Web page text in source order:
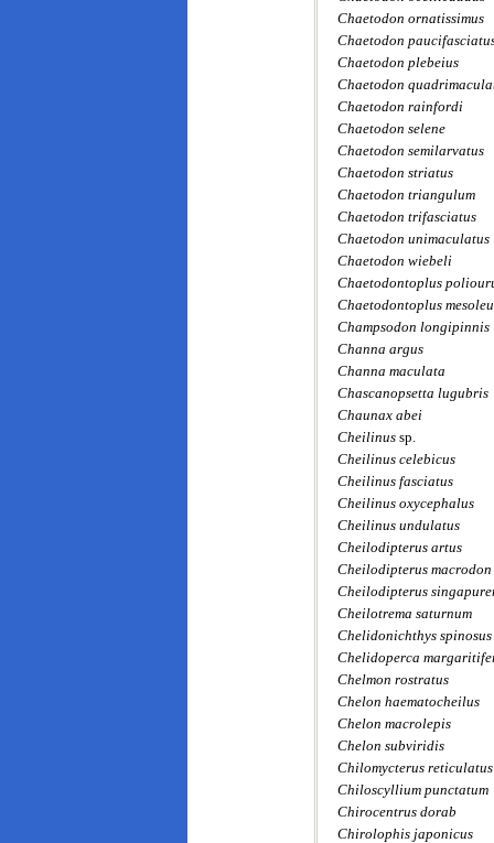
Chaetodon ornatissimus
Chaetodon
Chaetodon plebeius
Chaetodon
Chaetodon rainfordi
Chaetodon selene
Chaetodon semilarvatus
Chaetodon striatus
Chaetodon triangulum
Chaetodon trifasciatus
Chaetodon unimaculatus
Chaetodon wiebeli
Chaetodontoplus
Chaetodontoplus
Champsodon longipinnis
Channa argus
Channa maculata
Chascanopsetta lugubris
Chaunax abei
Cheilinus sp.
Cheilinus celebicus
Cheilinus fasciatus
Cheilinus oxycephalus
Cheilinus undulatus
Cheilodipterus artus
Cheilodipterus macrodon
Cheilodipterus
Cheilotrema saturnum
Chelidonichthys spinosus
Chelidoperca
Chelmon rostratus
Chelon haematocheilus
Chelon macrolepis
Chelon subviridis
Chilomycterus reticulatus
Chiloscyllium punctatum
Chirocentrus dorab
Chirolophis japonicus